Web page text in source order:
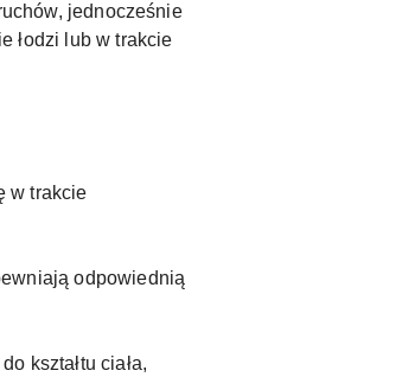
jednocześnie
łodzi lub w trakcie
w trakcie
odpowiednią
kształtu ciała,